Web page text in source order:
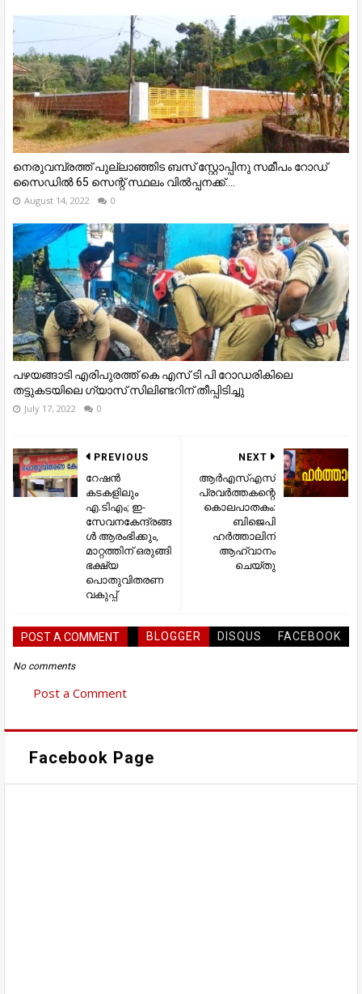
നെരുവമ്പ്രത്ത് പുല്ലാഞ്ഞിട ബസ് സ്റ്റോപ്പിനു സമീപം റോഡ്
സൈഡിൽ 65 സെന്റ് സ്ഥലം വിൽപ്പനക്ക്....
August 14, 2022 0
പഴയങ്ങാടി എരിപുരത്ത് കെ എസ് ടി പി റോഡരികിലെ
തട്ടുകടയിലെ ഗ്യാസ് സിലിണ്ടറിന് തീപ്പിടിച്ചു
July 17, 2022 0
NEXT
ആർഎസ്എസ്
പ്രവർത്തകന്റെ
കൊലപാതകം:
ബിജെപി
ഹർത്താലിന്
ആഹ്വാനം
ചെയ്തു
PREVIOUS
റേഷന്‍
കടകളിലും
എ.ടിഎം; ഇ-
സേവനകേന്ദ്രങ്ങ
ൾ ആരംഭിക്കും,
മാറ്റത്തിന് ഒരുങ്ങി
ഭക്ഷ്യ
പൊതുവിതരണ
വകുപ്പ്
POST A COMMENT BLOGGER DISQUS FACEBOOK
No comments
Post a Comment
Facebook Page